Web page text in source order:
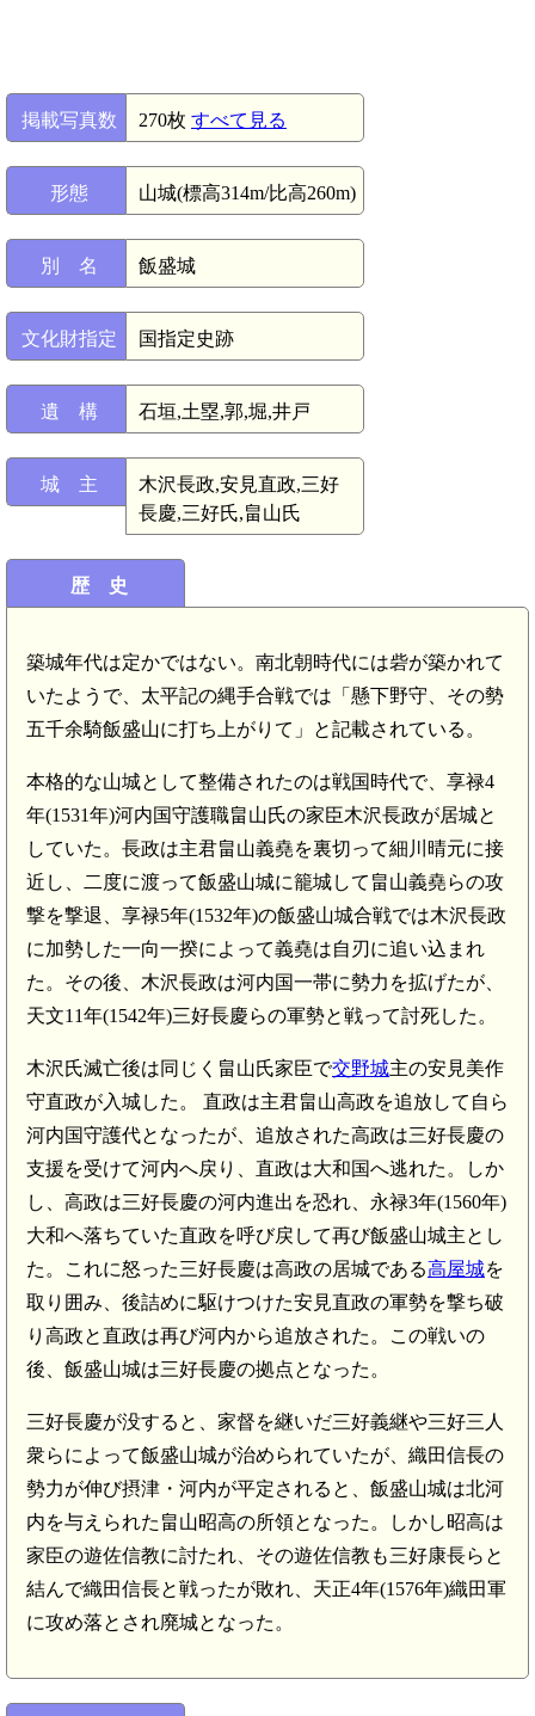
掲載写真数 270枚 すべて見る
形態 山城(標高314m/比高260m)
別 名 飯盛城
文化財指定 国指定史跡
遺 構 石垣,土塁,郭,堀,井戸
城 主
木沢長政,安見直政,三好
長慶,三好氏,畠山氏
歴 史
築城年代は定かではない。南北朝時代には砦が築かれて
いたようで、太平記の縄手合戦では「懸下野守、その勢
五千余騎飯盛山に打ち上がりて」と記載されている。
本格的な山城として整備されたのは戦国時代で、享禄4
年(1531年)河内国守護職畠山氏の家臣木沢長政が居城と
していた。長政は主君畠山義堯を裏切って細川晴元に接
近し、二度に渡って飯盛山城に籠城して畠山義堯らの攻
撃を撃退、享禄5年(1532年)の飯盛山城合戦では木沢長政
に加勢した一向一揆によって義堯は自刃に追い込まれ
た。その後、木沢長政は河内国一帯に勢力を拡げたが、
天文11年(1542年)三好長慶らの軍勢と戦って討死した。
木沢氏滅亡後は同じく畠山氏家臣で交野城主の安見美作
守直政が入城した。 直政は主君畠山高政を追放して自ら
河内国守護代となったが、追放された高政は三好長慶の
支援を受けて河内へ戻り、直政は大和国へ逃れた。しか
し、高政は三好長慶の河内進出を恐れ、永禄3年(1560年)
大和へ落ちていた直政を呼び戻して再び飯盛山城主とし
た。これに怒った三好長慶は高政の居城である高屋城を
取り囲み、後詰めに駆けつけた安見直政の軍勢を撃ち破
り高政と直政は再び河内から追放された。この戦いの
後、飯盛山城は三好長慶の拠点となった。
三好長慶が没すると、家督を継いだ三好義継や三好三人
衆らによって飯盛山城が治められていたが、織田信長の
勢力が伸び摂津・河内が平定されると、飯盛山城は北河
内を与えられた畠山昭高の所領となった。しかし昭高は
家臣の遊佐信教に討たれ、その遊佐信教も三好康長らと
結んで織田信長と戦ったが敗れ、天正4年(1576年)織田軍
に攻め落とされ廃城となった。